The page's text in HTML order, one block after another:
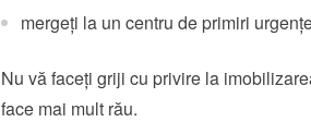
mergeți la un centru de primiri
Nu vă faceți griji cu privire la
face mai mult rău.